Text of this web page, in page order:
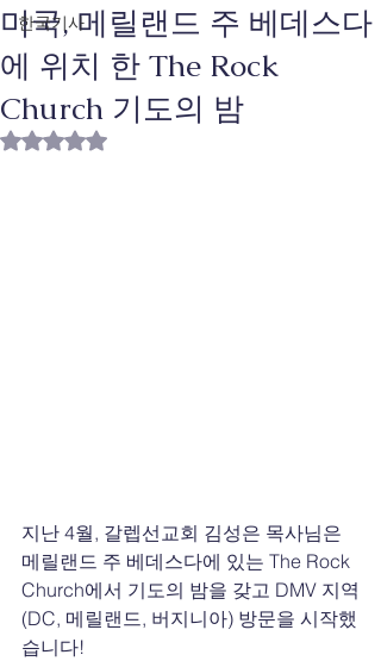
한국기사
미국, 메릴랜드 주 베데스다
에 위치 한 The Rock
Church 기도의 밤
별점 5점 중 NaN점을 주었습니다.
지난 4월, 갈렙선교회 김성은 목사님은
메릴랜드 주 베데스다에 있는 The Rock
Church에서 기도의 밤을 갖고 DMV 지역
(DC, 메릴랜드, 버지니아) 방문을 시작했
습니다!